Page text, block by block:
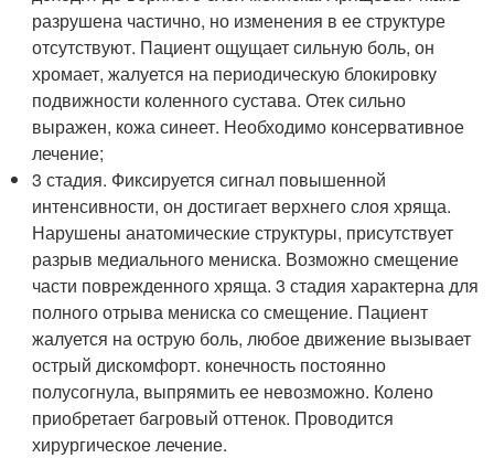
разрушена частично, но изменения в ее структуре
отсутствуют. Пациент ощущает сильную боль, он
хромает, жалуется на периодическую блокировку
подвижности коленного сустава. Отек сильно
выражен, кожа синеет. Необходимо консервативное
лечение;
3 стадия. Фиксируется сигнал повышенной
интенсивности, он достигает верхнего слоя хряща.
Нарушены анатомические структуры, присутствует
разрыв медиального мениска. Возможно смещение
части поврежденного хряща. 3 стадия характерна для
полного отрыва мениска со смещение. Пациент
жалуется на острую боль, любое движение вызывает
острый дискомфорт. конечность постоянно
полусогнула, выпрямить ее невозможно. Колено
приобретает багровый оттенок. Проводится
хирургическое лечение.